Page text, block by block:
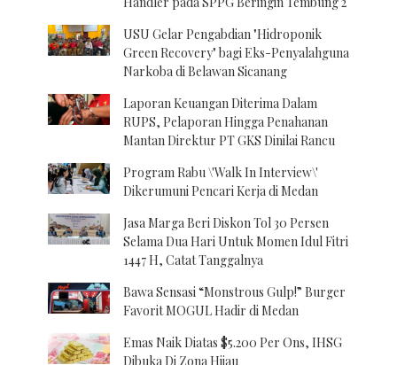
USU Gelar Pengabdian "Hidroponik
Green Recovery" bagi Eks-Penyalahguna
Narkoba di Belawan Sicanang
Laporan Keuangan Diterima Dalam
RUPS, Pelaporan Hingga Penahanan
Mantan Direktur PT GKS Dinilai Rancu
Program Rabu \'Walk In Interview\'
Dikerumuni Pencari Kerja di Medan
Jasa Marga Beri Diskon Tol 30 Persen
Selama Dua Hari Untuk Momen Idul Fitri
1447 H, Catat Tanggalnya
Bawa Sensasi “Monstrous Gulp!” Burger
Favorit MOGUL Hadir di Medan
Emas Naik Diatas $5.200 Per Ons, IHSG
Dibuka Di Zona Hijau